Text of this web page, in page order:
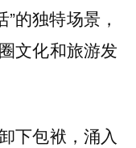
的独特场景，
文化和旅游发
下包袱，涌入